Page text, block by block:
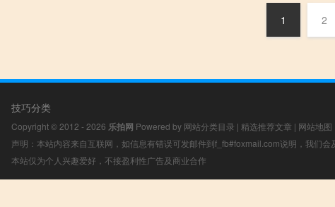
1 2
技巧分类
Copyright © 2012 - 2026 乐拍网 Powered by 网站分类目录 | 精选推荐文章 | 网站地图
声明：本站内容来自互联网，如信息有错误可发邮件到f_fb#foxmail.com说明，我们会
本站仅为个人兴趣爱好，不接盈利性广告及商业合作